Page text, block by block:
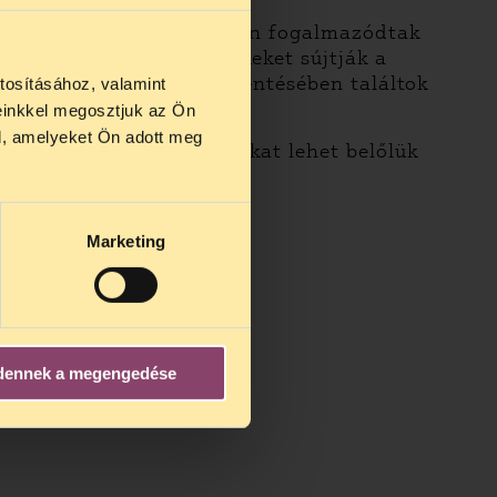
valamint
megosztjuk az Ön
amelyeket Ön adott meg
Marketing
a megengedése
élő gyermekek esetében fogalmazódtak
élő gyermekeket sújtják a
a TASZ kiegészítő jelentésében találtok
gondolatait, sokat lehet belőlük
27 és
25-én